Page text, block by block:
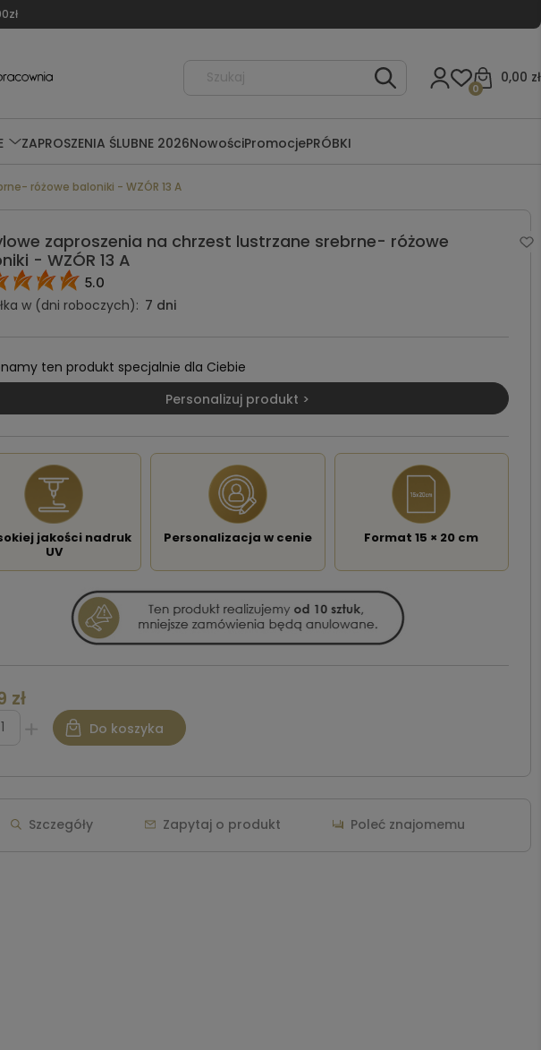
0,00 zł
0
ZAPROSZENIA ŚLUBNE 2026NowościPromocjePRÓBKI
różowe baloniki - WZÓR 13 A
zaproszenia na chrzest lustrzane srebrne- różowe
- WZÓR 13 A
5.0
w (dni roboczych): 7 dni
ten produkt specjalnie dla Ciebie
Personalizuj produkt >
jakości nadruk
UV
Personalizacja w cenie Format 15 × 20 cm
zł
Do koszyka
Szczegóły Zapytaj o produkt Poleć znajomemu